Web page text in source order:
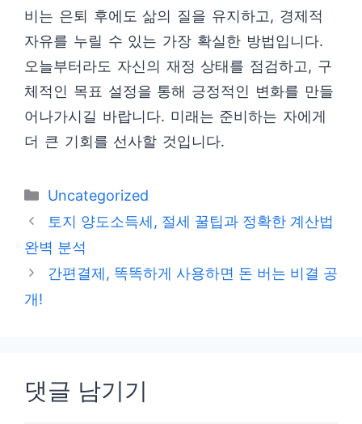
비는 은퇴 후에도 삶의 질을 유지하고, 경제적
자유를 누릴 수 있는 가장 확실한 방법입니다.
오늘부터라도 자신의 재정 상태를 점검하고, 구
체적인 목표 설정을 통해 긍정적인 변화를 만들
어나가시길 바랍니다. 미래는 준비하는 자에게
더 큰 기회를 선사할 것입니다.
카
테
리
Uncategorized
토지 양도소득세, 절세 꿀팁과 정확한 계산법
완벽 분석
간편결제, 똑똑하게 사용하면 돈 버는 비결 공
개!
댓글 남기기